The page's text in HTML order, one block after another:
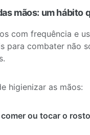
mãos: um hábito
com frequência e
para combater não
higienizar as mãos:
ou tocar o